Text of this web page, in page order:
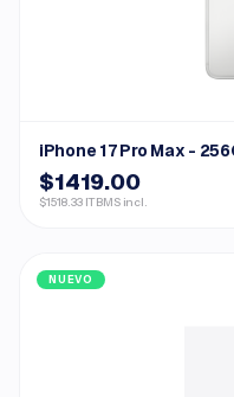
iPhone 17 Pro Max -
$1419.00
$1518.33 ITBMS incl.
NUEVO